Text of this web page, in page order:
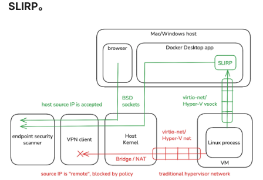
SLIRP。